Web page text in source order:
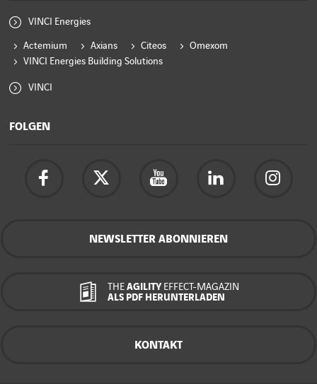
VINCI Energies
Actemium Axians Citeos
Omexom
VINCI Energies Building Solutions
VINCI
FOLGEN
NEWSLETTER ABONNIEREN
THE AGILITY EFFECT-MAGAZIN
ALS PDF HERUNTERLADEN
KONTAKT